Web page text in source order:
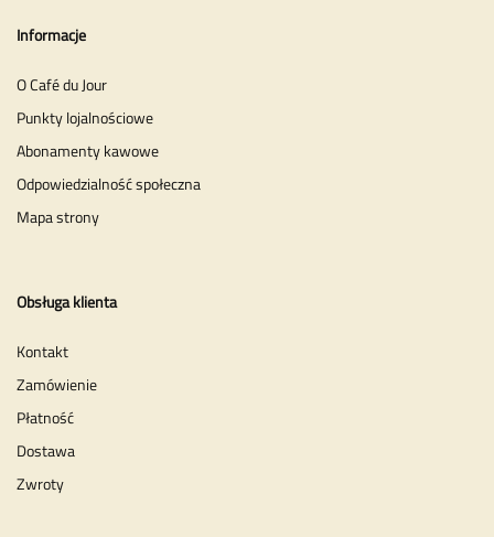
Informacje
O Café du Jour
Punkty lojalnościowe
Abonamenty kawowe
Odpowiedzialność społeczna
Mapa strony
Obsługa klienta
Kontakt
Zamówienie
Płatność
Dostawa
Zwroty